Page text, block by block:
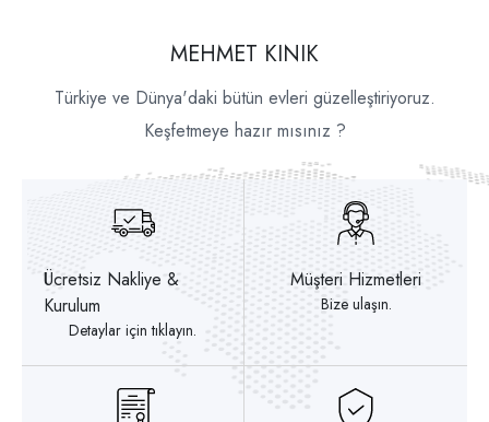
MEHMET KINIK
Türkiye ve Dünya'daki bütün evleri güzelleştiriyoruz.
Keşfetmeye hazır mısınız ?
Ücretsiz Nakliye &
Kurulum
Detaylar için tıklayın.
Müşteri Hizmetleri
Bize ulaşın.